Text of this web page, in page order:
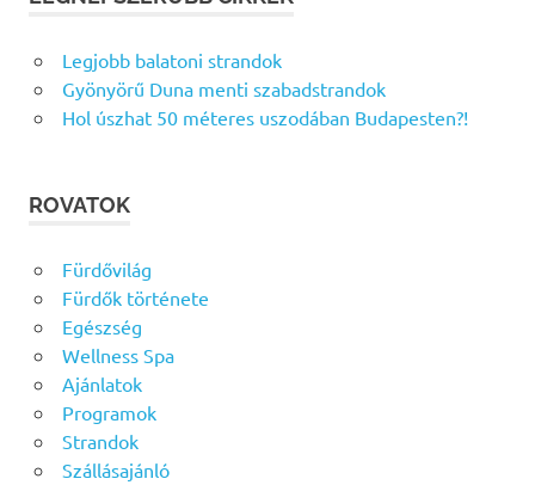
Legjobb balatoni strandok
Gyönyörű Duna menti szabadstrandok
Hol úszhat 50 méteres uszodában Budapesten?!
ROVATOK
Fürdővilág
Fürdők története
Egészség
Wellness Spa
Ajánlatok
Programok
Strandok
Szállásajánló